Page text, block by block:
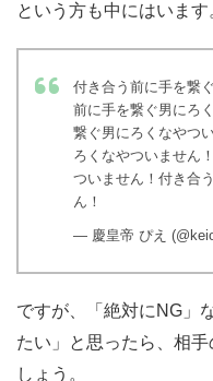
という方も中にはいます
付き合う前に手を繋
前に手を繋ぐ男にろ
繋ぐ男にろくなやつ
ろくなやついません
ついません！付き合
ん！
— 慶皇帝 ぴえ
ですが、「絶対にNG」
たい」と思ったら、相
しょう。